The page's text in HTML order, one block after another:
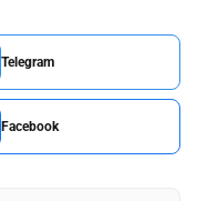
Telegram
Facebook